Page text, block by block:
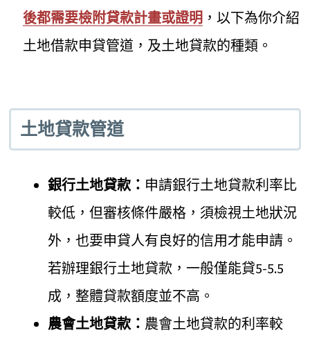
後都需要檢附貸款計畫或證明 ，以下為你介紹
土地借款申貸管道，及土地貸款的種類。
土地貸款管道
銀行土地貸款： 申請銀行土地貸款利率比
較低，但審核條件嚴格，須檢視土地狀況
外，也要申貸人有良好的信用才能申請。
若辦理銀行土地貸款，一般僅能貸5-5.5
成，整體貸款額度並不高。
農會土地貸款： 農會土地貸款的利率較